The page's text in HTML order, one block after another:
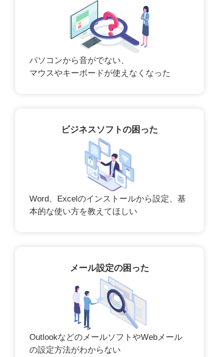
パソコンから音がでない、
マウスやキーボードが使えなくなった
ビジネスソフトの困った
Word、Excelのインストールから設定、基
本的な使い方を教えてほしい
メール設定の困った
OutlookなどのメールソフトやWebメール
の設定方法がわからない